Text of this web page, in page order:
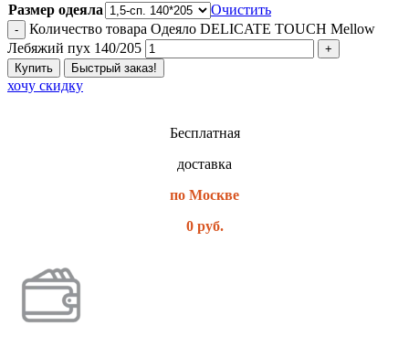
Размер одеяла
Очистить
Количество товара Одеяло DELICATE TOUCH Mellow
Лебяжий пух 140/205
Купить Быстрый заказ!
хочу скидку
Бесплатная
доставка
по Москве
0 руб.